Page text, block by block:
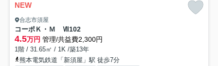
NEW
合志市須屋
コーポＫ・Ｍ Ⅶ102
4.5万円 管理/共益費2,300円
1階 / 31.65㎡ / 1K /築13年
熊本電気鉄道「新須屋」駅 徒歩7分